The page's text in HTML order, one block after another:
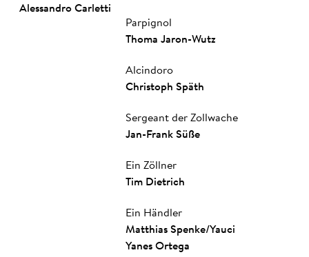
Ale­ssan­dro Car­let­ti
Parpignol
Tho­ma Ja­ron­-Wutz
Alcindoro
Chris­toph Späth
Sergeant der Zollwache
Jan­-Frank Süße
Ein Zöllner
Tim Diet­rich
Ein Händler
Matt­hi­as Spen­ke/Yauci
Yanes Ortega